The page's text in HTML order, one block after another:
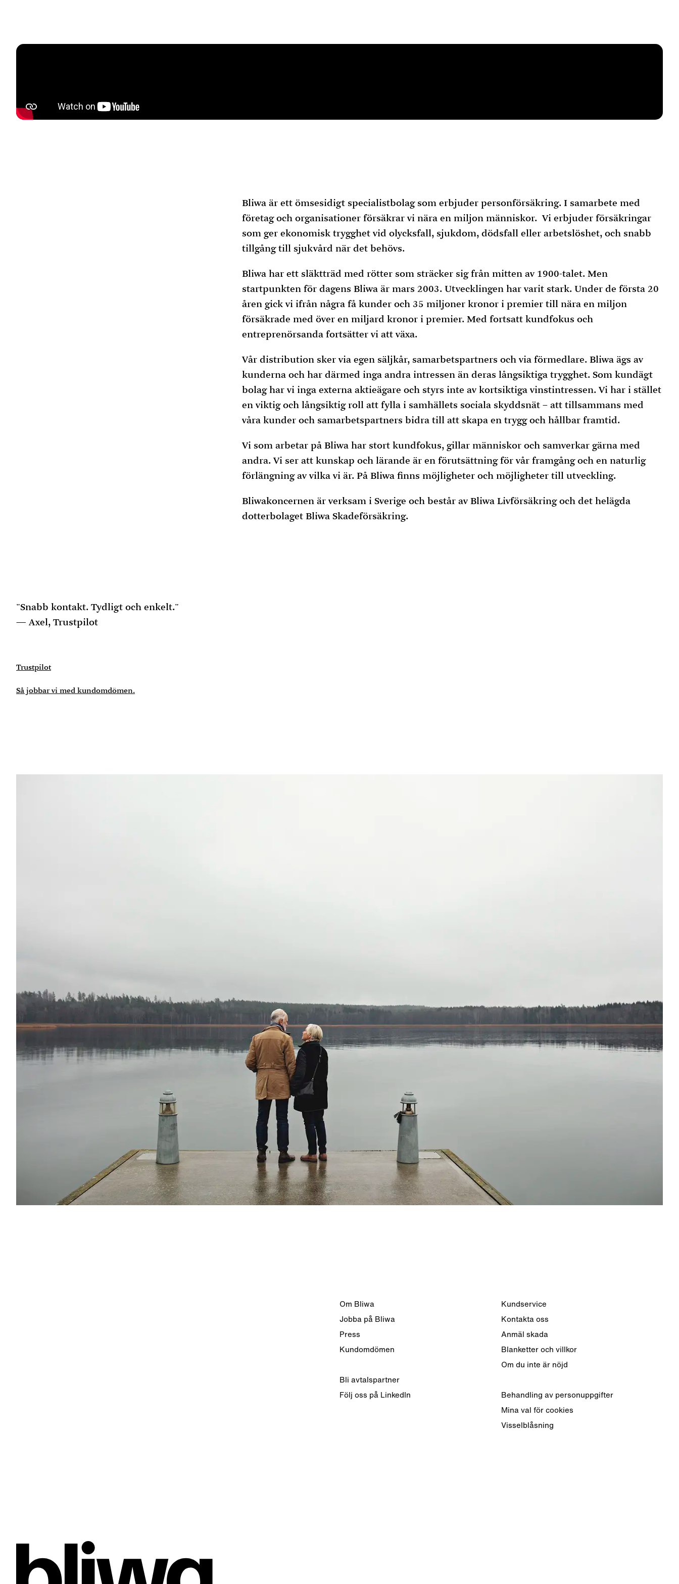
Bliwa är ett ömsesidigt specialistbolag som erbjuder personförsäkring. I samarbete med
företag och organisationer försäkrar vi nära en miljon människor. Vi erbjuder försäkringar
som ger ekonomisk trygghet vid olycksfall, sjukdom, dödsfall eller arbetslöshet, och snabb
tillgång till sjukvård när det behövs.
Bliwa har ett släktträd med rötter som sträcker sig från mitten av 1900-talet. Men
startpunkten för dagens Bliwa är mars 2003. Utvecklingen har varit stark. Under de första 20
åren gick vi ifrån några få kunder och 35 miljoner kronor i premier till nära en miljon
försäkrade med över en miljard kronor i premier. Med fortsatt kundfokus och
entreprenörsanda fortsätter vi att växa.
Vår distribution sker via egen säljkår, samarbetspartners och via förmedlare. Bliwa ägs av
kunderna och har därmed inga andra intressen än deras långsiktiga trygghet. Som kundägt
bolag har vi inga externa aktieägare och styrs inte av kortsiktiga vinstintressen. Vi har i stället
en viktig och långsiktig roll att fylla i samhällets sociala skyddsnät – att tillsammans med
våra kunder och samarbetspartners bidra till att skapa en trygg och hållbar framtid.
Vi som arbetar på Bliwa har stort kundfokus, gillar människor och samverkar gärna med
andra. Vi ser att kunskap och lärande är en förutsättning för vår framgång och en naturlig
förlängning av vilka vi är. På Bliwa finns möjligheter och möjligheter till utveckling.
Bliwakoncernen är verksam i Sverige och består av Bliwa Livförsäkring och det helägda
dotterbolaget Bliwa Skadeförsäkring.
"Snabb kontakt. Tydligt och enkelt."
Axel, Trustpilot
Trustpilot
Så jobbar vi med kundomdömen.
Om Bliwa
Jobba på Bliwa
Press
Kundomdömen
Bli avtalspartner
Följ oss på LinkedIn
Kundservice
Kontakta oss
Anmäl skada
Blanketter och villkor
Om du inte är nöjd
Behandling av personuppgifter
Mina val för cookies
Visselblåsning